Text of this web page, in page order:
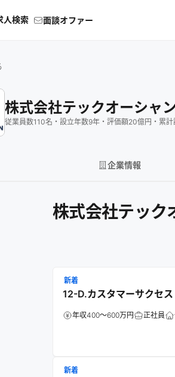
人検索 面談オファー
株式会社テックオーシャ
従業員数110名 ・ 設立年数9年 ・ 評価額20億円 ・ 累
企業情報
株式会社テック
新着
12-D.カスタマーサクセス
年収400～600万円 正社員
新着